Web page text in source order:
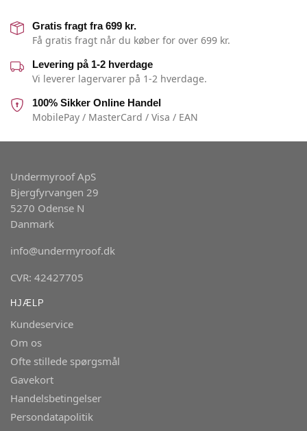
Gratis fragt fra 699 kr.
Få gratis fragt når du køber for over 699 kr.
Levering på 1-2 hverdage
Vi leverer lagervarer på 1-2 hverdage.
100% Sikker Online Handel
MobilePay / MasterCard / Visa / EAN
Undermyroof ApS
Bjergfyrvangen 29
5270 Odense N
Danmark
info@undermyroof.dk
CVR: 42427705
HJÆLP
Kundeservice
Om os
Ofte stillede spørgsmål
Gavekort
Handelsbetingelser
Persondatapolitik